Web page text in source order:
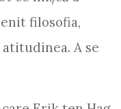
filosofia,
A se